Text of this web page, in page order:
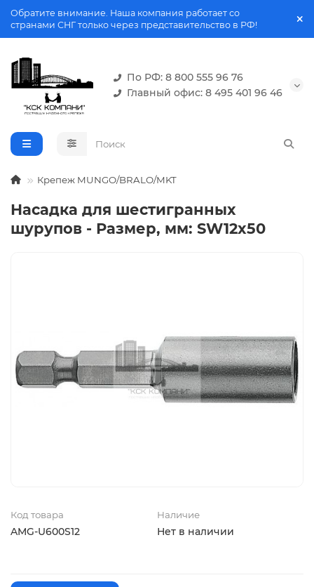
Обратите внимание. Наша компания работает со
странами СНГ только через представительство в РФ!
По РФ: 8 800 555 96 76
Главный офис: 8 495 401 96 46
Крепеж MUNGO/BRALO/MKT
Насадка для шестигранных
шурупов - Размер, мм: SW12x50
Код товара
AMG-U600S12
Наличие
Нет в наличии